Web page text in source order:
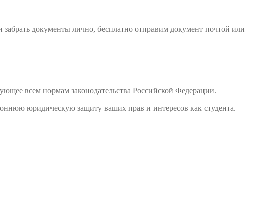
документы лично, бесплатно отправим документ почтой или
всем нормам законодательства Российской Федерации.
юридическую защиту ваших прав и интересов как студента.